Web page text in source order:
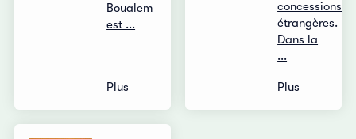
Boualem
est ...
Plus
concessions
étrangères.
Dans la
...
Plus